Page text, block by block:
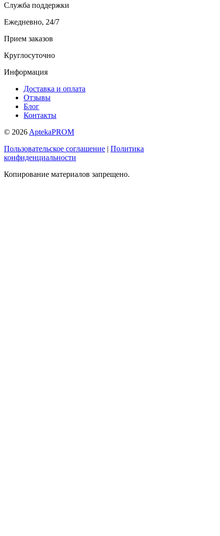
Служба поддержки
Ежедневно, 24/7
Прием заказов
Круглосуточно
Информация
Доставка и оплата
Отзывы
Блог
Контакты
© 2026 AptekaPROM
Пользовательское соглашение | Политика
конфиденциальности
Копирование материалов запрещено.